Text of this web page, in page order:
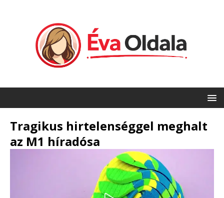
Tragikus hirtelenséggel meghalt
az M1 híradósa